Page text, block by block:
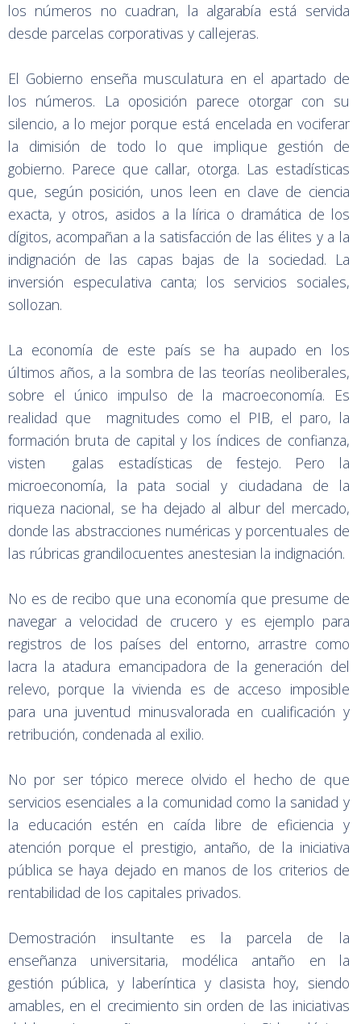
los números no cuadran, la algarabía está servida
desde parcelas corporativas y callejeras.
El Gobierno enseña musculatura en el apartado de
los números. La oposición parece otorgar con su
silencio, a lo mejor porque está encelada en vociferar
la dimisión de todo lo que implique gestión de
gobierno. Parece que callar, otorga. Las estadísticas
que, según posición, unos leen en clave de ciencia
exacta, y otros, asidos a la lírica o dramática de los
dígitos, acompañan a la satisfacción de las élites y a la
indignación de las capas bajas de la sociedad. La
inversión especulativa canta; los servicios sociales,
sollozan.
La economía de este país se ha aupado en los
últimos años, a la sombra de las teorías neoliberales,
sobre el único impulso de la macroeconomía. Es
realidad que magnitudes como el PIB, el paro, la
formación bruta de capital y los índices de confianza,
visten galas estadísticas de festejo. Pero la
microeconomía, la pata social y ciudadana de la
riqueza nacional, se ha dejado al albur del mercado,
donde las abstracciones numéricas y porcentuales de
las rúbricas grandilocuentes anestesian la indignación.
No es de recibo que una economía que presume de
navegar a velocidad de crucero y es ejemplo para
registros de los países del entorno, arrastre como
lacra la atadura emancipadora de la generación del
relevo, porque la vivienda es de acceso imposible
para una juventud minusvalorada en cualificación y
retribución, condenada al exilio.
No por ser tópico merece olvido el hecho de que
servicios esenciales a la comunidad como la sanidad y
la educación estén en caída libre de eficiencia y
atención porque el prestigio, antaño, de la iniciativa
pública se haya dejado en manos de los criterios de
rentabilidad de los capitales privados.
Demostración insultante es la parcela de la
enseñanza universitaria, modélica antaño en la
gestión pública, y laberíntica y clasista hoy, siendo
amables, en el crecimiento sin orden de las iniciativas